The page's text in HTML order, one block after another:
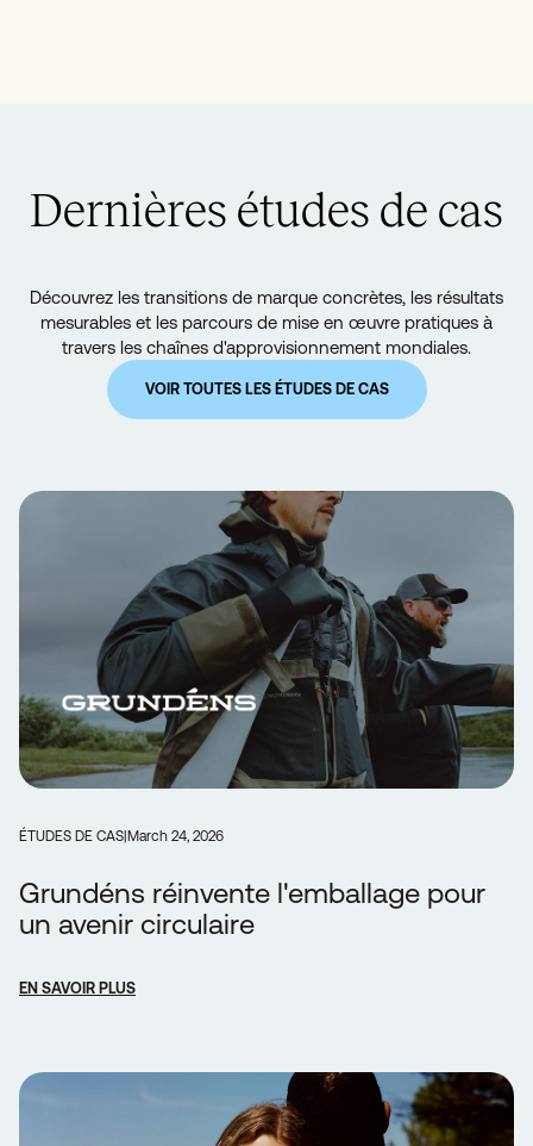
Dernières études de cas
Découvrez les transitions de marque concrètes, les résultats
mesurables et les parcours de mise en œuvre pratiques à
travers les chaînes d'approvisionnement mondiales.
VOIR TOUTES LES ÉTUDES DE CAS
ÉTUDES DE CAS March 24, 2026
Grundéns réinvente l'emballage pour
un avenir circulaire
EN SAVOIR PLUS